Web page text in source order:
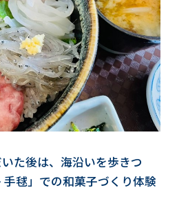
た後は、海沿いを歩きつ
毬」での和菓子づくり体験